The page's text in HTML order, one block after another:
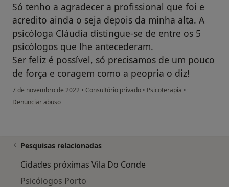
Só tenho a agradecer a profissional que foi e
acredito ainda o seja depois da minha alta. A
psicóloga Cláudia distingue-se de entre os 5
psicólogos que lhe antecederam.
Ser feliz é possível, só precisamos de um pouco
de força e coragem como a peopria o diz!
7 de novembro de 2022 • Consultório privado • Psicoterapia •
na opinião do utilizador Alexandre Leal
Denunciar abuso
Pesquisas relacionadas
Cidades próximas Vila Do Conde
Psicólogos Porto